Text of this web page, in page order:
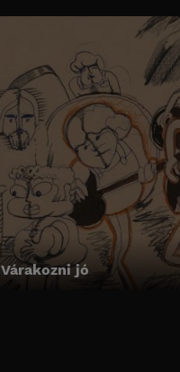
Várakozni jó